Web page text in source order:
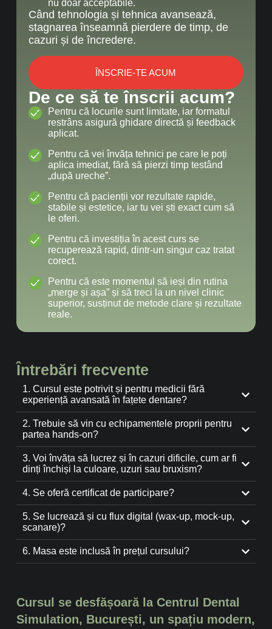
nu doar acceptabile.
Când tehnologia și tehnica avansează,
stagnarea înseamnă pierdere de timp, de
cazuri și de încredere.
ÎNSCRIE-TE ACUM
De ce să te înscrii acum?
Pentru că locurile sunt limitate, iar formatul
restrâns asigură ghidare directă și feedback
aplicat.
Pentru că vei învăța tehnici pe care le poți
aplica imediat, fără să pierzi timp testând
„după ureche”.
Pentru că pacienții vor rezultate rapide,
stabile și estetice, iar tu vei ști exact cum să
le oferi.
Pentru că investiția în acest curs se
recuperează rapid, dintr-un singur caz tratat
corect.
Pentru că este momentul să ieși din rutina
„merge și așa” și să treci la un nivel clinic
superior, susținut de metode clare și rezultate
reale.
Întrebări frecvente
1. Cursul este potrivit și pentru medicii fără
experiență avansată în fațete dentare?
2. Trebuie să vin cu echipamentele proprii pentru
partea hands-on?
3. Voi învăța să lucrez și în cazuri dificile, cum ar fi
dinți închiși la culoare, uzuri sau bruxism?
4. Se oferă certificat de participare?
5. Se lucrează și cu flux digital (wax-up, mock-up,
scanare)?
6. Masa este inclusă în prețul cursului?
Cursul se desfășoară la Centrul Dental
Simulation, București, un spațiu modern,